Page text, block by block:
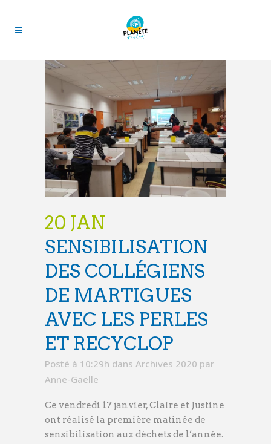
20 JAN
SENSIBILISATION
DES COLLÉGIENS
DE MARTIGUES
AVEC LES PERLES
ET RECYCLOP
Posté à 10:29h dans Archives 2020 par
Anne-Gaëlle
Ce vendredi 17 janvier, Claire et Justine
ont réalisé la première matinée de
sensibilisation aux déchets de l’année.